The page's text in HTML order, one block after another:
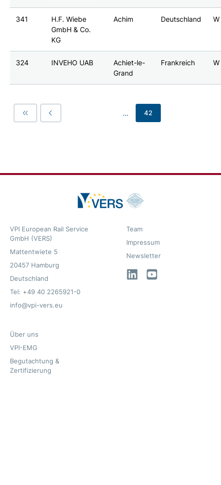
341
H.F. Wiebe
GmbH & Co.
KG
Achim Deutschland W
324 INVEHO UAB
Achiet-le-
Grand
Frankreich W
First Previous
… 42
VPI European Rail Service
GmbH (VERS)
Mattentwiete 5
20457 Hamburg
Deutschland
Tel: +49 40 2265921-0
info@vpi-vers.eu
Team
Impressum
Newsletter
LinkedInYouTube
Über uns
VPI-EMG
Begutachtung &
Zertifizierung